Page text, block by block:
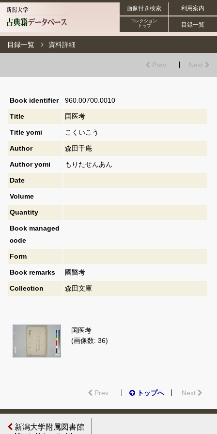
利用案内
画像付き検索
目録一覧
コレクション
トップ
目録一覧 資料詳細
Prev. Next
Book identifier 960.00700.0010
Title 国医考
Title yomi こくいこう
Author 森田千庵
Author yomi もりたせんあん
Date
Volume
Quantity
Book managed
code
Form
Book remarks 國醫考
Collection 森田文庫
国医考
(画像数: 36)
Prev. トップへ Next
新潟大学附属図書館